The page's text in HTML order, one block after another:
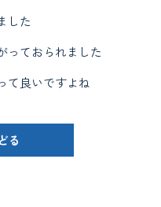
した
っておられました
て良いですよね
る